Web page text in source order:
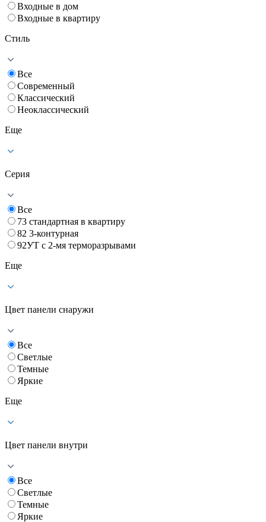
Входные в дом
Входные в квартиру
Стиль
Все
Современный
Классический
Неоклассический
Еще
Серия
Все
73 стандартная в квартиру
82 3-контурная
92УТ с 2-мя терморазрывами
Еще
Цвет панели снаружи
Все
Светлые
Темные
Яркие
Еще
Цвет панели внутри
Все
Светлые
Темные
Яркие